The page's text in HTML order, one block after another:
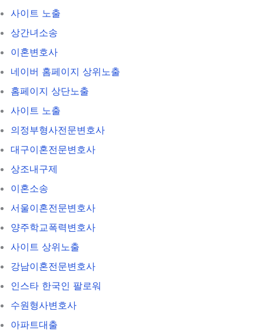
사이트 노출
상간녀소송
이혼변호사
네이버 홈페이지 상위노출
홈페이지 상단노출
사이트 노출
의정부형사전문변호사
대구이혼전문변호사
상조내구제
이혼소송
서울이혼전문변호사
양주학교폭력변호사
사이트 상위노출
강남이혼전문변호사
인스타 한국인 팔로워
수원형사변호사
아파트대출